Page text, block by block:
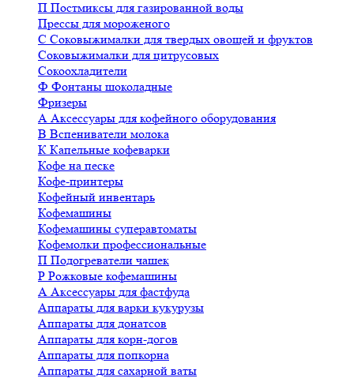
П Постмиксы для газированной воды
Прессы для мороженого
С Соковыжималки для твердых овощей и фруктов
Соковыжималки для цитрусовых
Сокоохладители
Ф Фонтаны шоколадные
Фризеры
А Аксессуары для кофейного оборудования
В Вспениватели молока
К Капельные кофеварки
Кофе на песке
Кофе-принтеры
Кофейный инвентарь
Кофемашины
Кофемашины суперавтоматы
Кофемолки профессиональные
П Подогреватели чашек
Р Рожковые кофемашины
А Аксессуары для фастфуда
Аппараты для варки кукурузы
Аппараты для донатсов
Аппараты для корн-догов
Аппараты для попкорна
Аппараты для сахарной ваты